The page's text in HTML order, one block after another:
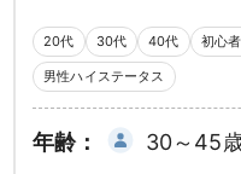
20代 30代 40代 初心
男性ハイステータス
年齢： 30～45